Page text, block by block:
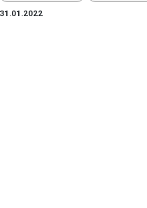
31.01.2022